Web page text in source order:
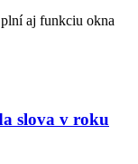
aj funkciu okna
slova v roku